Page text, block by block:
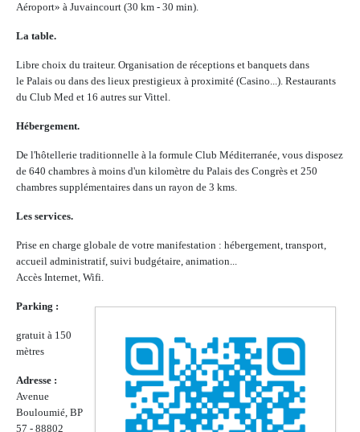
Aéroport» à Juvaincourt (30 km - 30 min).
La table.
Libre choix du traiteur. Organisation de réceptions et banquets dans
le Palais ou dans des lieux prestigieux à proximité (Casino...). Restaurants
du Club Med et 16 autres sur Vittel.
Hébergement.
De l'hôtellerie traditionnelle à la formule Club Méditerranée, vous disposez
de 640 chambres à moins d'un kilomètre du Palais des Congrès et 250
chambres supplémentaires dans un rayon de 3 kms.
Les services.
Prise en charge globale de votre manifestation : hébergement, transport,
accueil administratif, suivi budgétaire, animation...
Accès Internet, Wifi.
Parking :
gratuit à 150
mètres
Adresse :
Avenue
Bouloumié, BP
57 - 88802